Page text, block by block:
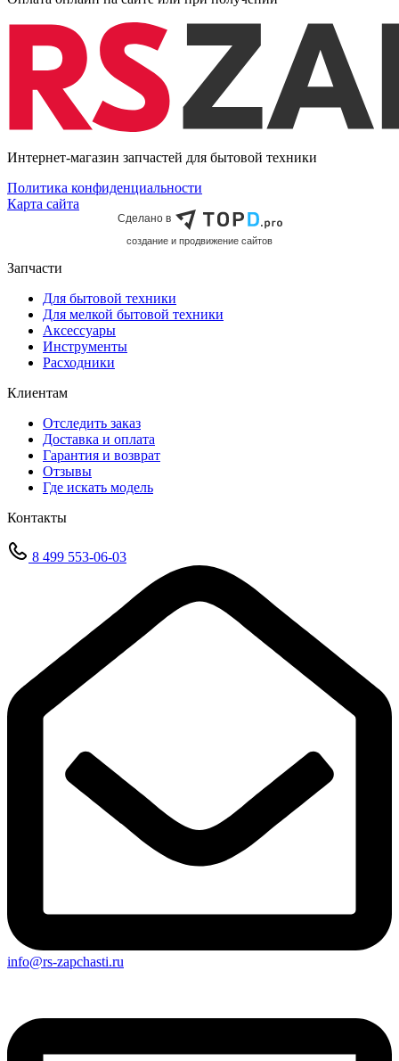
Интернет-магазин запчастей для бытовой техники
Политика конфиденциальности
Карта сайта
Сделано в
cоздание и продвижение сайтов
Запчасти
Для бытовой техники
Для мелкой бытовой техники
Аксессуары
Инструменты
Расходники
Клиентам
Отследить заказ
Доставка и оплата
Гарантия и возврат
Отзывы
Где искать модель
Контакты
8 499 553-06-03
info@rs-zapchasti.ru